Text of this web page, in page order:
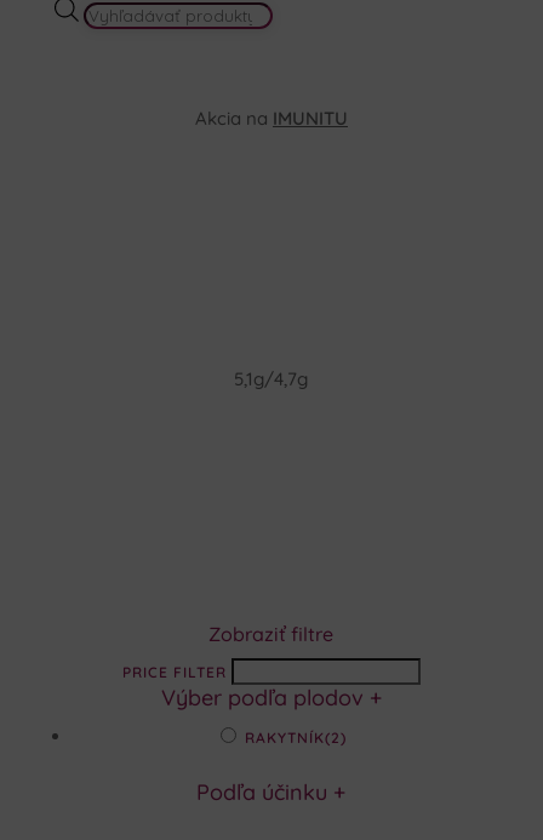
PRODUCTS
Akcia na IMUNITU
5,1g/4,7g
Zobraziť filtre
PRICE FILTER
Výber podľa plodov +
RAKYTNÍK(2)
Podľa účinku +